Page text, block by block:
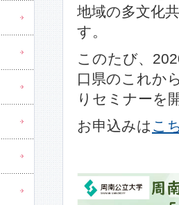
地域の多文化
す。
このたび、
口県のこれか
りセミナーを
お申込みは こ